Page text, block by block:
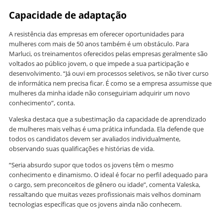
Capacidade de adaptação
A resistência das empresas em oferecer oportunidades para
mulheres com mais de 50 anos também é um obstáculo. Para
Marluci, os treinamentos oferecidos pelas empresas geralmente são
voltados ao público jovem, o que impede a sua participação e
desenvolvimento. “Já ouvi em processos seletivos, se não tiver curso
de informática nem precisa ficar. É como se a empresa assumisse que
mulheres da minha idade não conseguiriam adquirir um novo
conhecimento”, conta.
Valeska destaca que a subestimação da capacidade de aprendizado
de mulheres mais velhas é uma prática infundada. Ela defende que
todos os candidatos devem ser avaliados individualmente,
observando suas qualificações e histórias de vida.
“Seria absurdo supor que todos os jovens têm o mesmo
conhecimento e dinamismo. O ideal é focar no perfil adequado para
o cargo, sem preconceitos de gênero ou idade”, comenta Valeska,
ressaltando que muitas vezes profissionais mais velhos dominam
tecnologias específicas que os jovens ainda não conhecem.